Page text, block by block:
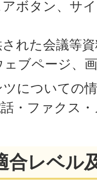
ボタン、サ
れた会議等
ブページ、
についての
・ファクス
合レベル